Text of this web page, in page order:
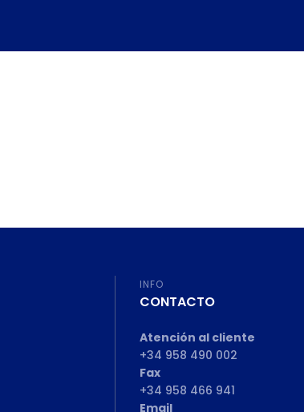
INFO
CONTACTO
Atención al cliente
+34 958 490 002
Fax
+34 958 466 941
Email